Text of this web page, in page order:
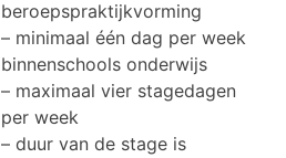
beroepspraktijkvorming
– minimaal één dag per week
binnenschools onderwijs
– maximaal vier stagedagen
per week
– duur van de stage is